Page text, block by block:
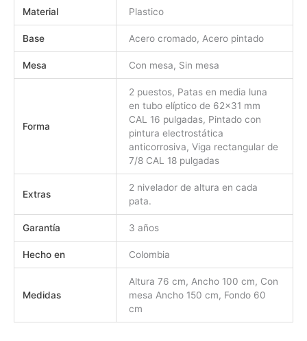
Material Plastico
Base Acero cromado, Acero pintado
Mesa Con mesa, Sin mesa
Forma
2 puestos, Patas en media luna
en tubo elíptico de 62×31 mm
CAL 16 pulgadas, Pintado con
pintura electrostática
anticorrosiva, Viga rectangular de
7/8 CAL 18 pulgadas
Extras
2 nivelador de altura en cada
pata.
Garantía 3 años
Hecho en Colombia
Medidas
Altura 76 cm, Ancho 100 cm, Con
mesa Ancho 150 cm, Fondo 60
cm